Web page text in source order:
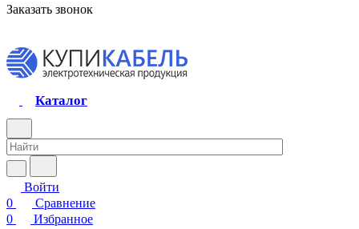
Заказать звонок
Каталог
Войти
0
Сравнение
0
Избранное